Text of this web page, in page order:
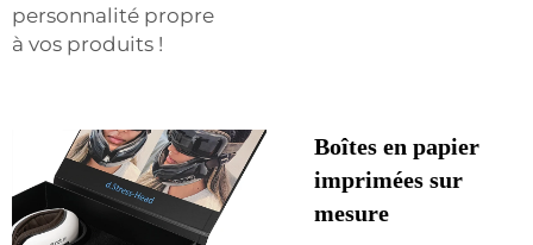
personnalité propre
à vos produits !
Boîtes en papier
imprimées sur
mesure